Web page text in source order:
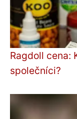
Ragdoll cena:
společníci?